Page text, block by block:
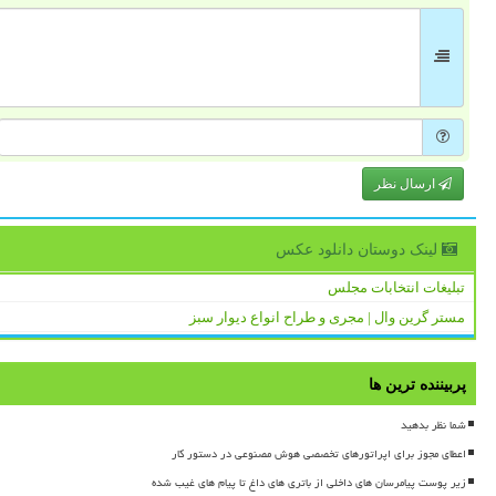
ارسال نظر
لینک دوستان دانلود عكس
تبلیغات انتخابات مجلس
مستر گرین وال | مجری و طراح انواع دیوار سبز
پربیننده ترین ها
شما نظر بدهید
اعطای مجوز برای اپراتورهای تخصصی هوش مصنوعی در دستور کار
زیر پوست پیامرسان های داخلی از باتری های داغ تا پیام های غیب شده